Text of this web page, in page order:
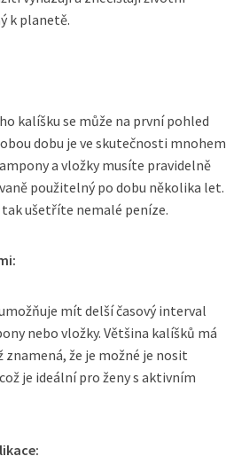
k planetě.
kalíšku se může na první pohled
dobu je ve skutečnosti mnohem
a vložky musíte pravidelně
použitelný po dobu několika let.
ušetříte nemalé peníze.
mít delší časový interval
nebo vložky. Většina kalíšků má
že je možné je nosit
je ideální pro ženy s aktivním